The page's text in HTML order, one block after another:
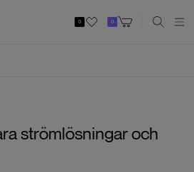
0 0
strömlösningar och